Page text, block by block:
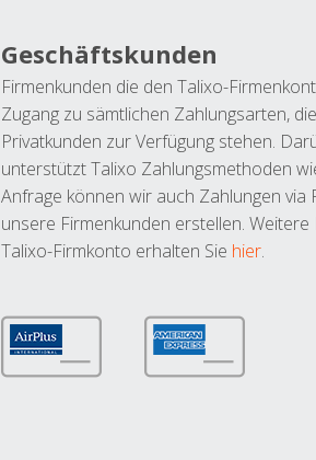
Geschäftskunden
Firmenkunden die den Talixo-
Zugang zu sämtlichen Zahlungsarten,
Privatkunden zur Verfügung stehen.
unterstützt Talixo Zahlungsmethoden
Anfrage können wir auch Zahlungen via
unsere Firmenkunden erstellen.
Talixo-Firmkonto erhalten Sie hier.